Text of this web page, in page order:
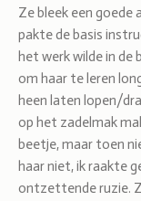
Ze bleek een
pakte de basis
het werk wilde in de
om haar te leren
heen laten lopen/
op het zadelmak
beetje, maar toen
haar niet, ik raakte
ontzettende ruzie.